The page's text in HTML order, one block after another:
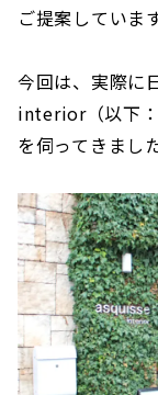
ご提案しています
今回は、実際に
interior（以下
を伺ってきました